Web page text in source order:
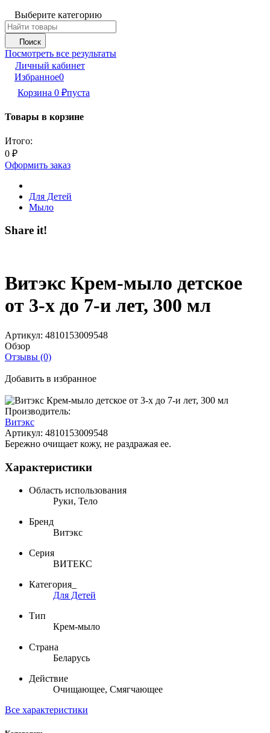
Выберите категорию
Поиск
Посмотреть все результаты
Личный кабинет
Избранное0
Корзина 0 ₽пуста
Товары в корзине
Итого:
0 ₽
Оформить заказ
Для Детей
Мыло
Share it!
Витэкс Крем-мыло детское
от 3-х до 7-и лет, 300 мл
Артикул: 4810153009548
Обзор
Отзывы (0)
Добавить в избранное
Производитель:
Витэкс
Артикул: 4810153009548
Бережно очищает кожу, не раздражая ее.
Характеристики
Область использования
Руки, Тело
Бренд
Витэкс
Серия
ВИТЕКС
Категория_
Для Детей
Тип
Крем-мыло
Страна
Беларусь
Действие
Очищающее, Смягчающее
Все характеристики